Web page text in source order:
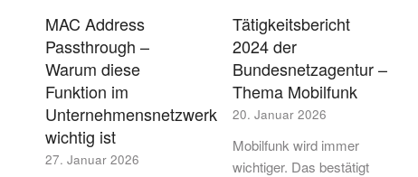
MAC Address
Passthrough –
Warum diese
Funktion im
Unternehmensnetzwerk
wichtig ist
27. Januar 2026
Tätigkeitsbericht
2024 der
Bundesnetzagentur –
Thema Mobilfunk
20. Januar 2026
Mobilfunk wird immer
wichtiger. Das bestätigt